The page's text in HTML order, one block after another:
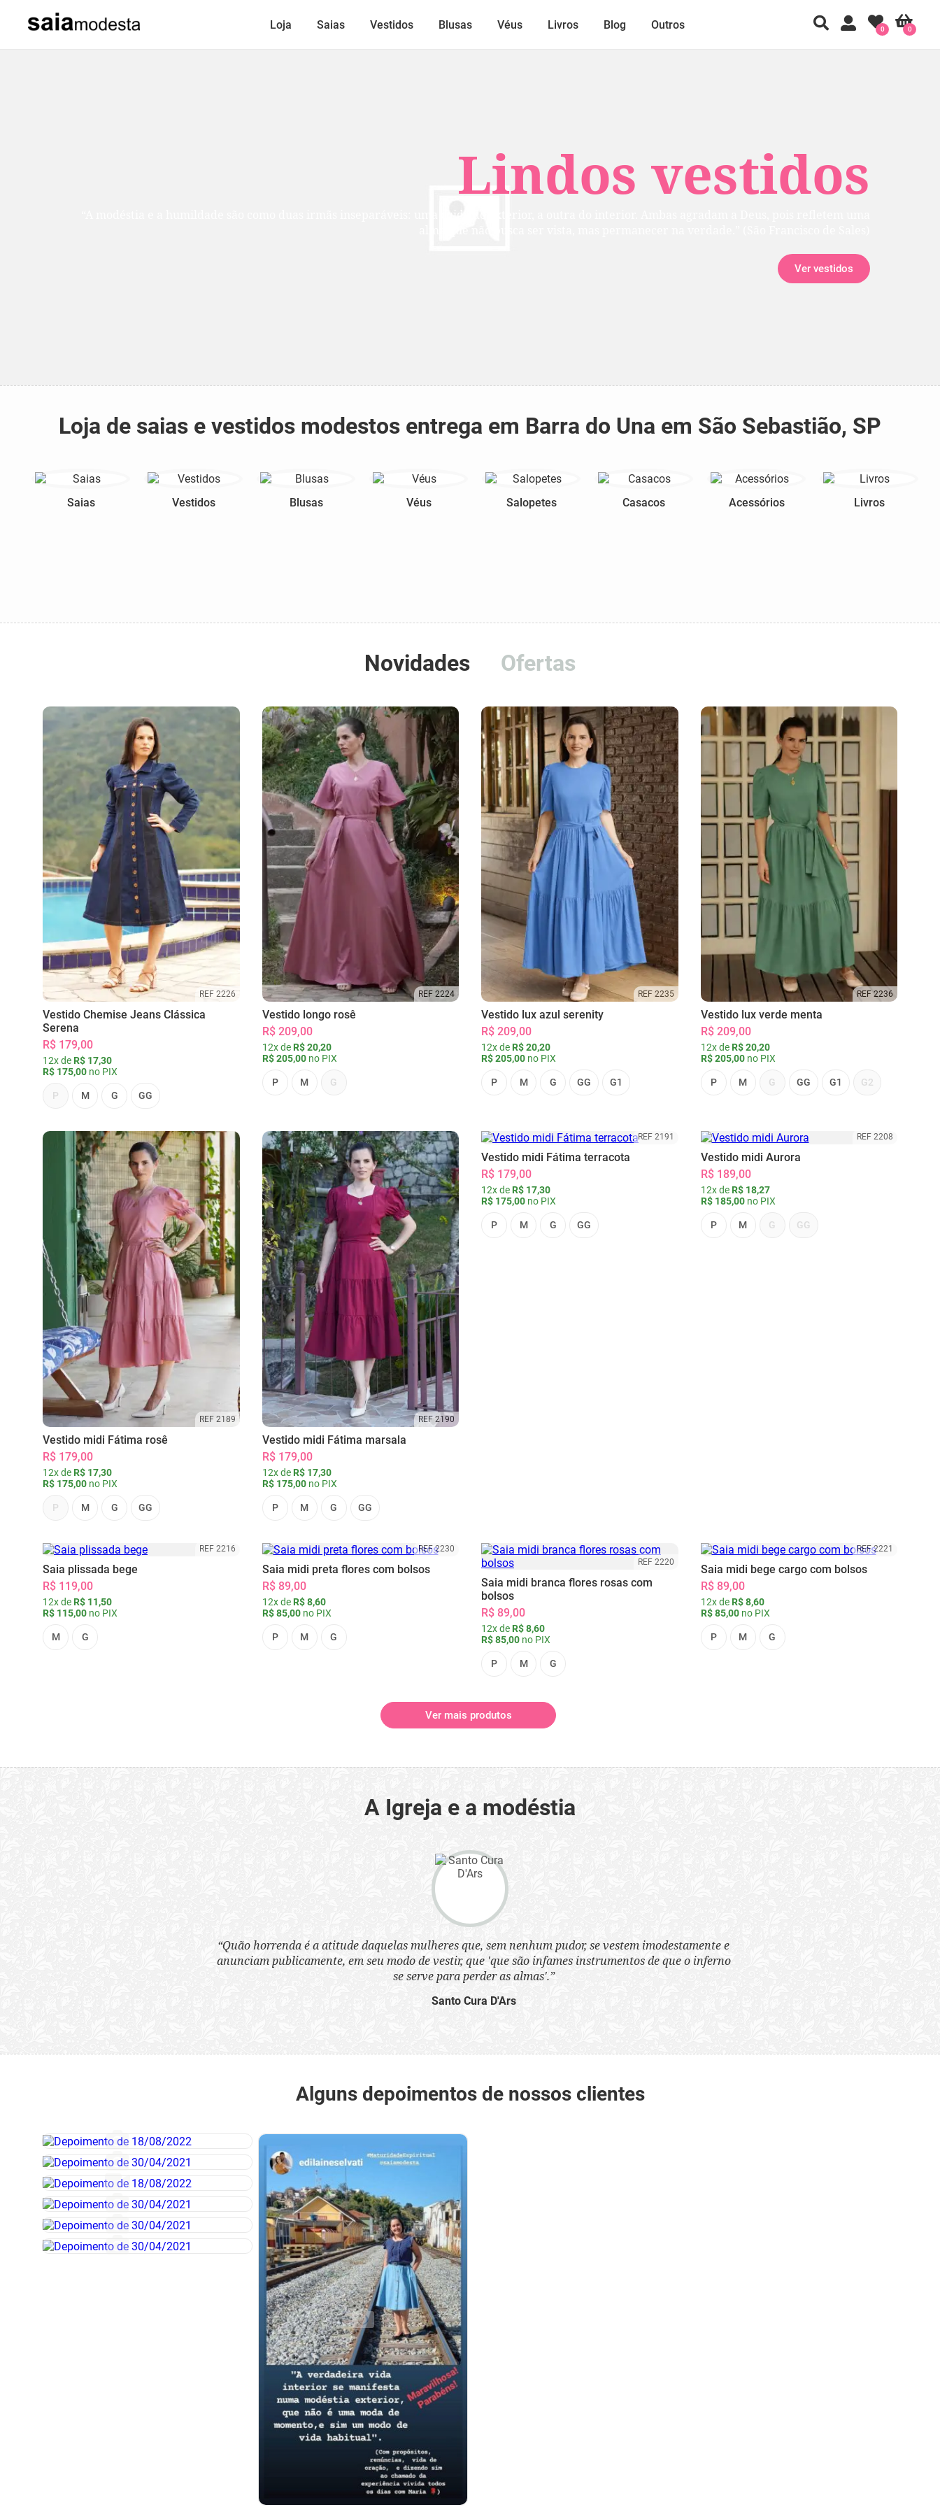
Lindos vestidos
Ver vestidos
Loja Saias Vestidos Blusas Véus Livros Blog Outros 0
0
Loja de saias e vestidos modestos entrega em Barra do Una em São Sebastião, SP
Saias Vestidos Blusas Véus Salopetes Casacos Acessórios Livros
Novidades Ofertas
REF 2226
Vestido Chemise Jeans Clássica
Serena
R$ 179,00
12x de R$ 17,30
R$ 175,00 no PIX
P M G GG
REF 2224
Vestido longo rosê
R$ 209,00
12x de R$ 20,20
R$ 205,00no PIX
P M G
REF 2235
Vestido lux azul serenity
R$ 209,00
12x de R$ 20,20
R$ 205,00 no PIX
P M G GG G1
REF 2236
Vestido lux verde menta
R$ 209,00
12x de R$ 20,20
R$ 205,00no PIX
P M G GG G1 G2
REF 2189
Vestido midi Fátima rosê
R$ 179,00
12x de R$ 17,30
R$ 175,00 no PIX
P M G GG
REF 2190
Vestido midi Fátima marsala
R$ 179,00
12x de R$ 17,30
R$ 175,00no PIX
P M G GG
REF 2191
Vestido midi Fátima terracota
R$ 179,00
12x de R$ 17,30
R$ 175,00 no PIX
P M G GG
REF 2208
Vestido midi Aurora
R$ 189,00
12x de R$ 18,27
R$ 185,00no PIX
P M G GG
REF 2216
Saia plissada bege
R$ 119,00
12x de R$ 11,50
R$ 115,00 no PIX
M G
REF 2230
Saia midi preta flores com bolsos
R$ 89,00
12x de R$ 8,60
R$ 85,00no PIX
P M G
REF 2220
Saia midi branca flores rosas com
bolsos
R$ 89,00
12x de R$ 8,60
R$ 85,00 no PIX
P M G
REF 2221
Saia midi bege cargo com bolsos
R$ 89,00
12x de R$ 8,60
R$ 85,00no PIX
P M G
Ver mais produtos
A Igreja e a modéstia
“Quão horrenda é a atitude daquelas mulheres que, sem nenhum pudor, se vestem imodestamente e
anunciam publicamente, em seu modo de vestir, que 'que são infames instrumentos de que o inferno
se serve para perder as almas'.”
Santo Cura D'Ars
Alguns depoimentos de nossos clientes